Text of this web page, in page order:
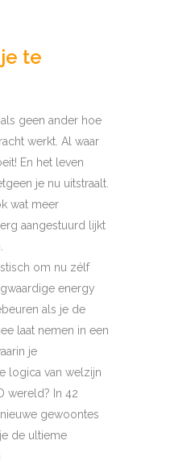
te
geen ander hoe
werkt. Al waar
En het leven
je nu uitstraalt.
wat meer
aangestuurd lijkt
om nu zélf
energy
als je de
laat nemen in een
je
logica van welzijn
wereld? In 42
gewoontes
de ultieme